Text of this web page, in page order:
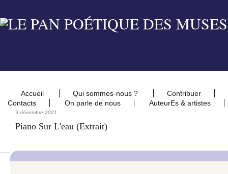
Accueil Qui sommes-nous ?
Contribuer
Contacts
On parle de nous AuteurEs & artistes
9 décembre 2021
Piano Sur L'eau (extrait)